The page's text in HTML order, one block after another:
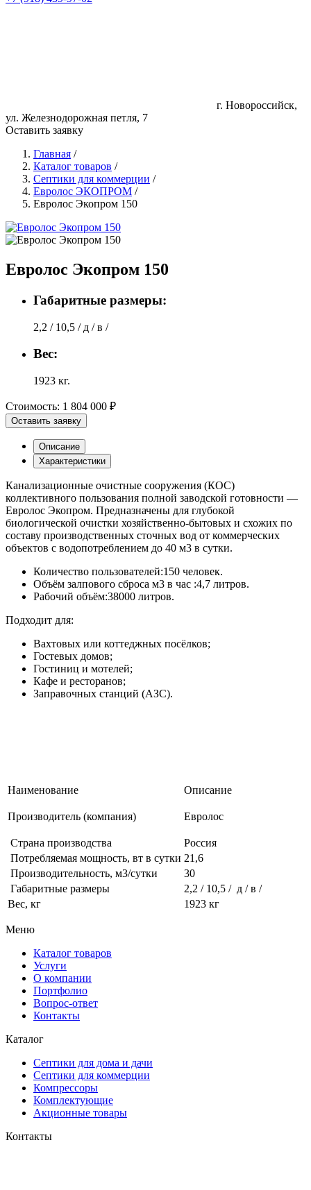
г. Новороссийск,
ул. Железнодорожная петля, 7
Оставить заявку
Главная /
Каталог товаров /
Септики для коммерции /
Евролос ЭКОПРОМ /
Евролос Экопром 150
Евролос Экопром 150
Габаритные размеры:
2,2 / 10,5 / д / в /
Вес:
1923 кг.
Стоимость: 1 804 000 ₽
Оставить заявку
Описание
Характеристики
Канализационные очистные сооружения (КОС)
коллективного пользования полной заводской готовности —
Евролос Экопром. Предназначены для глубокой
биологической очистки хозяйственно-бытовых и схожих по
составу производственных сточных вод от коммерческих
объектов с водопотреблением до 40 м3 в сутки.
Количество пользователей:150 человек.
Объём залпового сброса м3 в час :4,7 литров.
Рабочий объём:38000 литров.
Подходит для:
Вахтовых или коттеджных посёлков;
Гостевых домов;
Гостиниц и мотелей;
Кафе и ресторанов;
Заправочных станций (АЗС).
Наименование Описание
Производитель (компания) Евролос
Страна производства
Россия
Потребляемая мощность, вт в сутки 21,6
Производительность, м3/сутки
30
Габаритные размеры
2,2 / 10,5 / д / в /
Вес, кг
1923 кг
Меню
Каталог товаров
Услуги
О компании
Портфолио
Вопрос-ответ
Контакты
Каталог
Септики для дома и дачи
Септики для коммерции
Компрессоры
Комплектующие
Акционные товары
Контакты